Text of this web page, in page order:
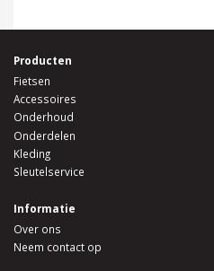
Producten
Fietsen
Accessoires
Onderhoud
Onderdelen
Kleding
Sleutelservice
Informatie
Over ons
Neem contact op